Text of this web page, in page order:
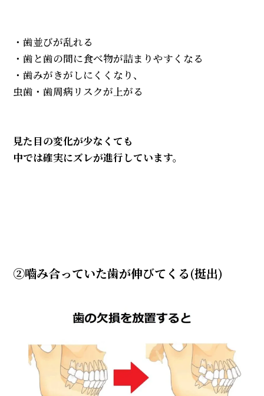
・歯並びが乱れる
・歯と歯の間に食べ物が詰まりやすくなる
・歯みがきがしにくくなり、
虫歯・歯周病リスクが上がる
見た目の変化が少なくても
中では確実にズレが進行しています。
②嚙み合っていた歯が伸びてくる(挺出)